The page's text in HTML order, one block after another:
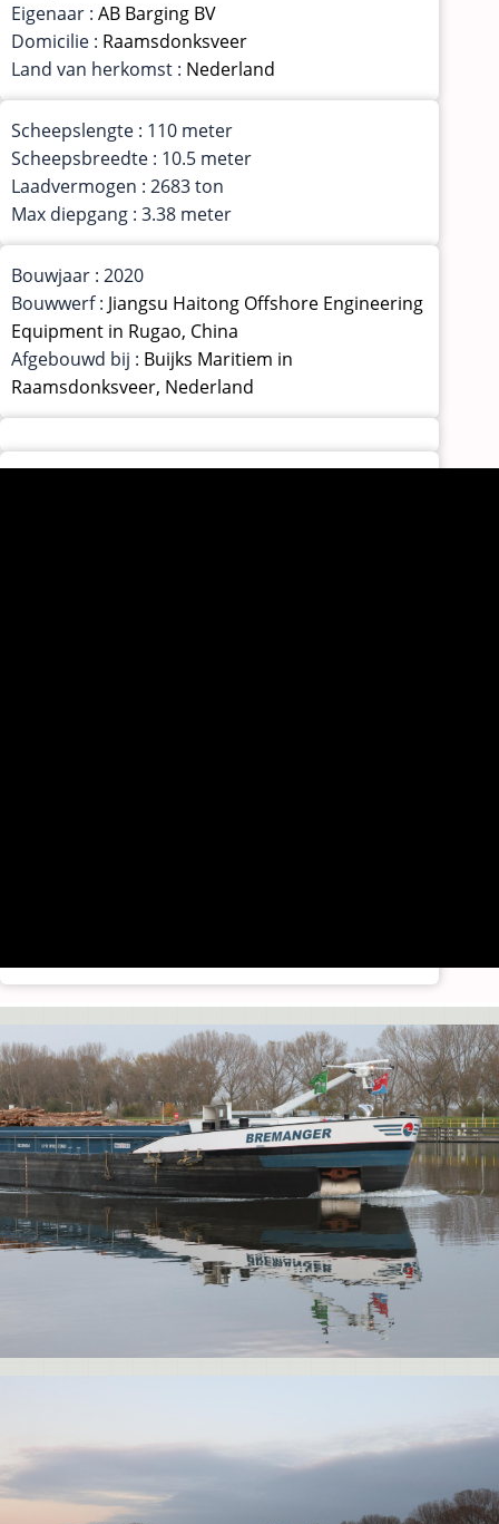
Eigenaar : AB Barging BV
Domicilie : Raamsdonksveer
Land van herkomst : Nederland
Scheepslengte : 110 meter
Scheepsbreedte : 10.5 meter
Laadvermogen : 2683 ton
Max diepgang : 3.38 meter
Bouwjaar : 2020
Bouwwerf : Jiangsu Haitong Offshore Engineering
Equipment in Rugao, China
Afgebouwd bij : Buijks Maritiem in
Raamsdonksveer, Nederland